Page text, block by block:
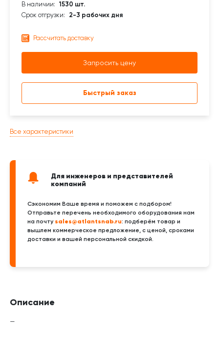
Все характеристики
Для инженеров и представителей
компаний
Сэкономим Ваше время и поможем с подбором!
Отправьте перечень необходимого оборудования нам
на почту sales@atlantsnab.ru: подберём товар и
вышлем коммерческое предложение, с ценой, сроками
доставки и вашей персональной скидкой.
В наличии: 1530 шт.
Срок отгрузки:
2-3 рабочих дня
Рассчитать доставку
Запросить цену
Быстрый заказ
Описание
—